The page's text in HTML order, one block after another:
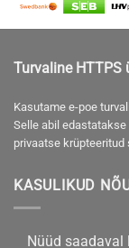
Turvaline HTTPS
Kasutame e-poe
Selle abil
privaatse krüpteeritud
KASULIKUD
Nüüd